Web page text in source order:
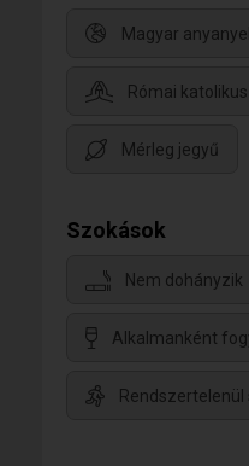
Magyar
Római
Mérleg jegyű
Szokások
Nem dohányzik
Alkalmanként